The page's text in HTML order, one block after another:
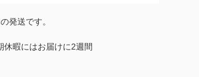
発送です。
暇にはお届けに2週間